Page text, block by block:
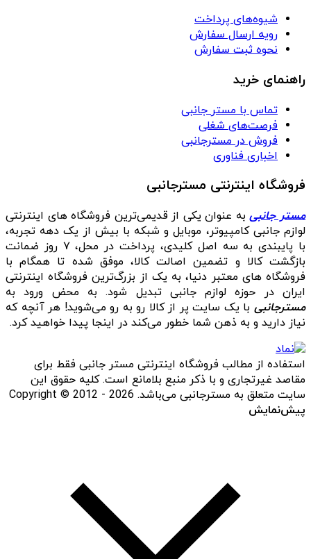
شیوه‌های پرداخت
رویه ارسال سفارش
نحوه ثبت سفارش
راهنمای خرید
تماس با مستر جانبی
فرصت‌های شغلی
فروش در مسترجانبی
اخباری فناوری
فروشگاه اینترنتی مسترجانبی
مستر جانبیبه عنوان یکی از قدیمی‌ترین فروشگاه های اینترنتی
لوازم جانبی کامپیوتر، موبایل و شبکه با بیش از یک دهه تجربه،
با پایبندی به سه اصل کلیدی، پرداخت در محل، ۷ روز ضمانت
بازگشت کالا و تضمین اصالت کالا، موفق شده تا همگام با
فروشگاه‌ های معتبر دنیا، به یک از بزرگ‌ترین فروشگاه اینترنتی
ایران در حوزه لوازم جانبی تبدیل شود. به محض ورود به
مسترجانبی با یک سایت پر از کالا رو به رو می‌شوید! هر آنچه که
نیاز دارید و به ذهن شما خطور می‌کند در اینجا پیدا خواهید کرد.
استفاده از مطالب فروشگاه اینترنتی مستر جانبی فقط برای
مقاصد غیرتجاری و با ذکر منبع بلامانع است. کلیه حقوق این
سایت متعلق به مسترجانبی می‌باشد. Copyright © 2012 - 2026
پیش‌نمایش